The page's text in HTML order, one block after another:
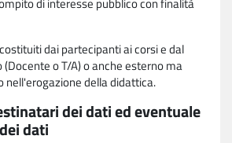
dai partecipanti ai corsi e dal
o T/A) o anche esterno ma
nell'erogazione della didattica.
dei dati ed eventuale
dati